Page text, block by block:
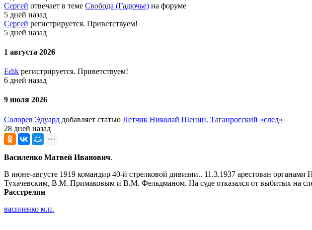
Сергей отвечает в теме Свобода (Гадючье) на форуме
5 дней назад
Сергей регистрируется. Приветствуем!
5 дней назад
1 августа 2026
Edik регистрируется. Приветствуем!
6 дней назад
9 июля 2026
Солорев Эдуард добавляет статью Летчик Николай Шенин. Таганрогский «след»
28 дней назад
Василенко Матвей Иванович.
В июне-августе 1919 командир 40-й стрелковой дивизии.. 11.3.1937 арестован
Тухачевским, В.М. Примаковым и В.М. Фельдманом. На суде отказался от выбитых на
Расстрелян
василенко м.п.